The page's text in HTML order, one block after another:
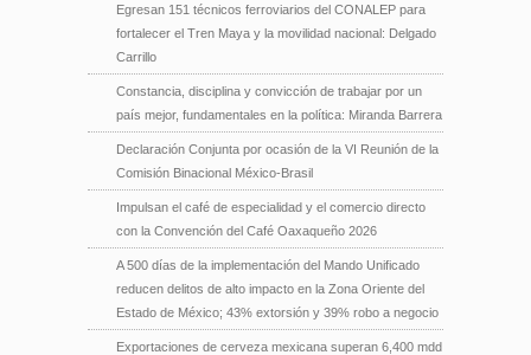
Egresan 151 técnicos ferroviarios del CONALEP para
fortalecer el Tren Maya y la movilidad nacional: Delgado
Carrillo
Constancia, disciplina y convicción de trabajar por un
país mejor, fundamentales en la política: Miranda Barrera
Declaración Conjunta por ocasión de la VI Reunión de la
Comisión Binacional México-Brasil
Impulsan el café de especialidad y el comercio directo
con la Convención del Café Oaxaqueño 2026
A 500 días de la implementación del Mando Unificado
reducen delitos de alto impacto en la Zona Oriente del
Estado de México; 43% extorsión y 39% robo a negocio
Exportaciones de cerveza mexicana superan 6,400 mdd